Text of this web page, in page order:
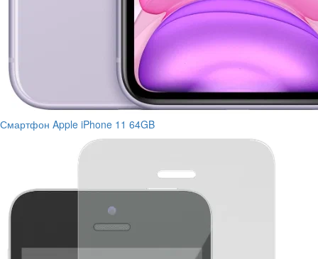
Смартфон Apple iPhone 11 64GB